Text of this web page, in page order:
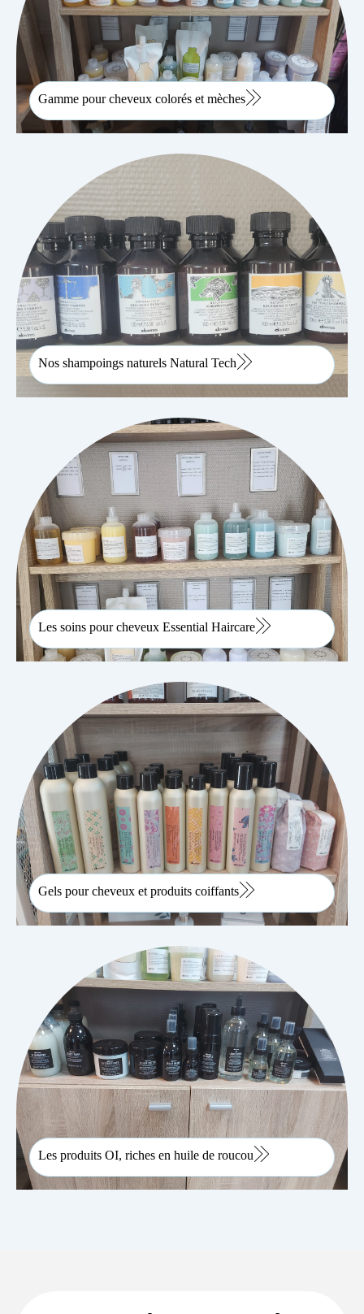
Gamme pour cheveux colorés et mèches
Nos shampoings naturels Natural Tech
Les soins pour cheveux Essential Haircare
Gels pour cheveux et produits coiffants
Les produits OI, riches en huile de roucou